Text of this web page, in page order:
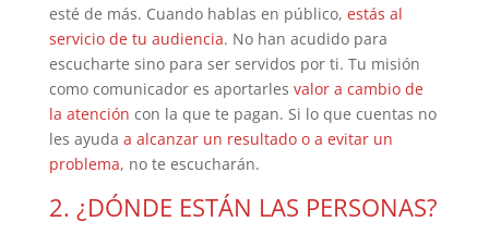
esté de más. Cuando hablas en público, estás al
servicio de tu audiencia. No han acudido para
escucharte sino para ser servidos por ti. Tu misión
como comunicador es aportarles valor a cambio de
la atención con la que te pagan. Si lo que cuentas no
les ayuda a alcanzar un resultado o a evitar un
problema, no te escucharán.
2. ¿DÓNDE ESTÁN LAS PERSONAS?